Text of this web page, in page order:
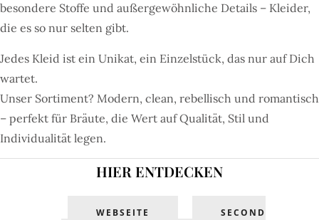
besondere Stoffe und außergewöhnliche Details – Kleider,
die es so nur selten gibt.
Jedes Kleid ist ein Unikat, ein Einzelstück, das nur auf Dich
wartet.
Unser Sortiment? Modern, clean, rebellisch und romantisch
– perfekt für Bräute, die Wert auf Qualität, Stil und
Individualität legen.
HIER ENTDECKEN
WEBSEITE
SECOND